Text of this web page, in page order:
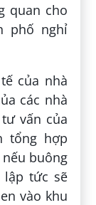
quan cho
phố nghỉ
của nhà
các nhà
vấn của
tổng hợp
buông
lập tức sẽ
vào khu